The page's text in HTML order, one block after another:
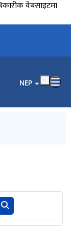
वेबसाइटमा
भाषा चयन गर्नुहोस्
NEP